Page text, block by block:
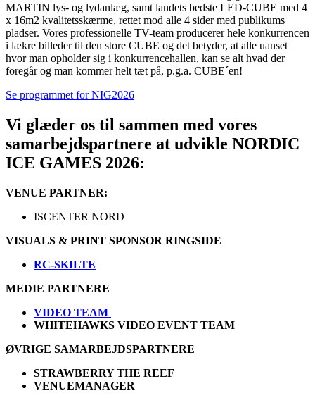
MARTIN lys- og lydanlæg, samt landets bedste LED-CUBE med 4
x 16m2 kvalitetsskærme, rettet mod alle 4 sider med publikums
pladser. Vores professionelle TV-team producerer hele konkurrencen
i lækre billeder til den store CUBE og det betyder, at alle uanset
hvor man opholder sig i konkurrencehallen, kan se alt hvad der
foregår og man kommer helt tæt på, p.g.a. CUBE´en!
Se programmet for NIG2026
Vi glæder os til sammen med vores
samarbejdspartnere at udvikle NORDIC
ICE GAMES 2026:
VENUE PARTNER:
ISCENTER NORD
VISUALS & PRINT SPONSOR RINGSIDE
RC-SKILTE
MEDIE PARTNERE
VIDEO TEAM
WHITEHAWKS VIDEO EVENT TEAM
ØVRIGE SAMARBEJDSPARTNERE
STRAWBERRY THE REEF
VENUEMANAGER